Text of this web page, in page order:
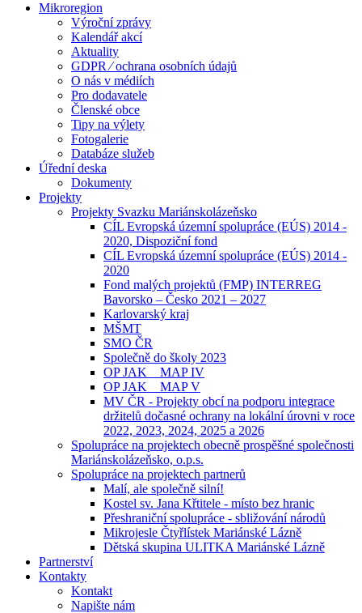
Mikroregion
Výroční zprávy
Kalendář akcí
Aktuality
GDPR ⁄ ochrana osobních údajů
O nás v médiích
Pro dodavatele
Členské obce
Tipy na výlety
Fotogalerie
Databáze služeb
Úřední deska
Dokumenty
Projekty
Projekty Svazku Mariánskolázeňsko
CÍL Evropská územní spolupráce (EÚS) 2014 -
2020, Dispoziční fond
CÍL Evropská územní spolupráce (EÚS) 2014 -
2020
Fond malých projektů (FMP) INTERREG
Bavorsko – Česko 2021 – 2027
Karlovarský kraj
MŠMT
SMO ČR
Společně do školy 2023
OP JAK _ MAP IV
OP JAK _ MAP V
MV ČR - Projekty obcí na podporu integrace
držitelů dočasné ochrany na lokální úrovni v roce
2022, 2023, 2024, 2025 a 2026
Spolupráce na projektech obecně prospěšné společnosti
Mariánskolázeňsko, o.p.s.
Spolupráce na projektech partnerů
Malí, ale společně silní!
Kostel sv. Jana Křtitele - místo bez hranic
Přeshraniční spolupráce - sbližování národů
Mikrojesle Čtyřlístek Mariánské Lázně
Dětská skupina ULITKA Mariánské Lázně
Partnerství
Kontakty
Kontakt
Napište nám